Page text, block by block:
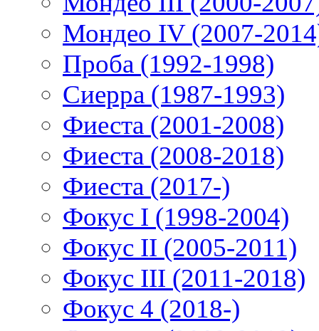
Мондео IV (2007-
Проба (1992-1998)
Сиерра (1987-1993)
Фиеста (2001-2008)
Фиеста (2008-2018)
Фиеста (2017-)
Фокус I (1998-2004)
Фокус II (2005-2011)
Фокус III (2011-2018)
Фокус 4 (2018-)